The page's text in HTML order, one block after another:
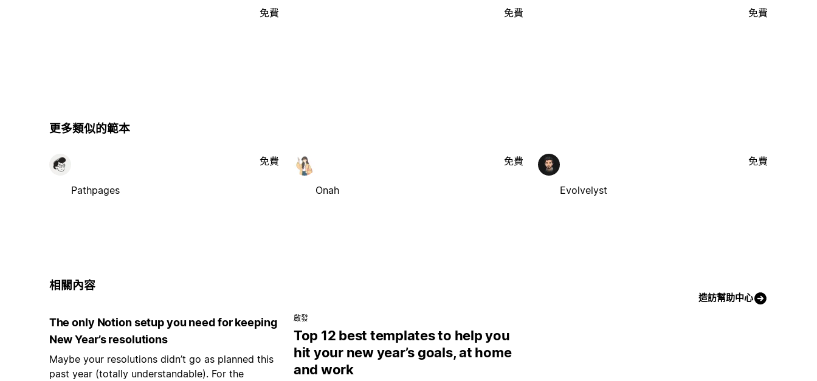
免費 免費 免費
更多類似的範本
Pathpages
免費
Onah
免費
Evolvelyst
免費
相關內容
造訪幫助中心
The only Notion setup you need for keeping
New Year’s resolutions
Maybe your resolutions didn’t go as planned this
past year (totally understandable). For the
啟發
Top 12 best templates to help you
hit your new year’s goals, at home
and work